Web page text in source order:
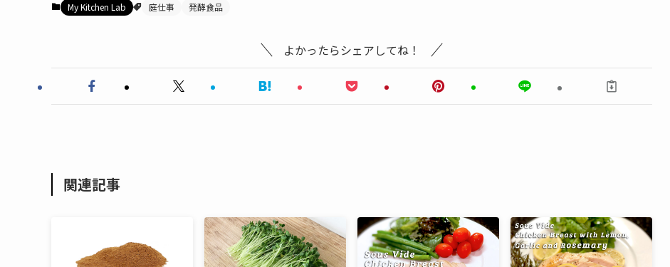
My Kitchen Lab 庭仕事 発酵食品
よかったらシェアしてね！
関連記事